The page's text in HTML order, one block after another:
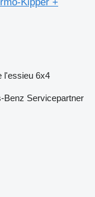
l'essieu 6x4
Benz Servicepartner